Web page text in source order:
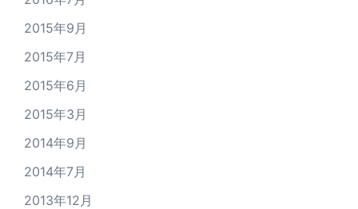
2015年9月
2015年7月
2015年6月
2015年3月
2014年9月
2014年7月
2013年12月